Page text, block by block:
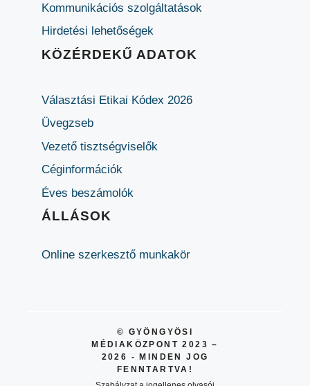
Kommunikációs szolgáltatások
Hirdetési lehetőségek
KÖZÉRDEKŰ ADATOK
Választási Etikai Kódex 2026
Üvegzseb
Vezető tisztségviselők
Céginformációk
Éves beszámolók
ÁLLÁSOK
Online szerkesztő munkakör
© GYÖNGYÖSI
MÉDIAKÖZPONT 2023 –
2026 - MINDEN JOG
FENNTARTVA!